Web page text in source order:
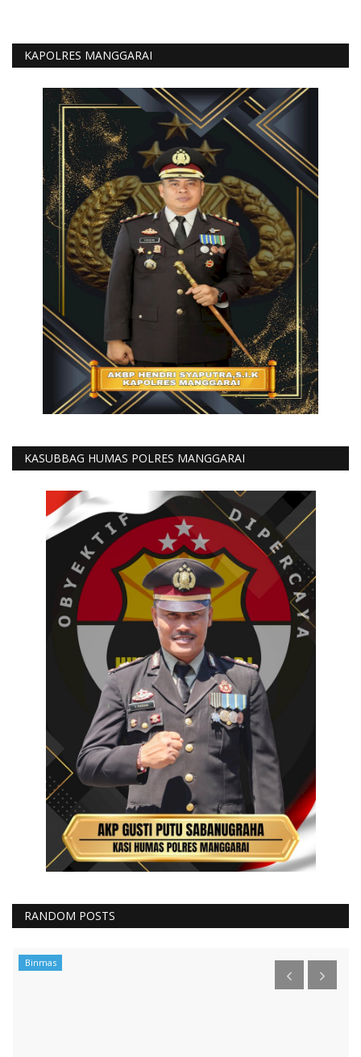
KAPOLRES MANGGARAI
KASUBBAG HUMAS POLRES MANGGARAI
RANDOM POSTS
Binmas